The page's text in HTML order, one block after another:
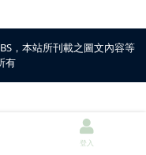
，本站所刊載之圖文內容等
有
登入